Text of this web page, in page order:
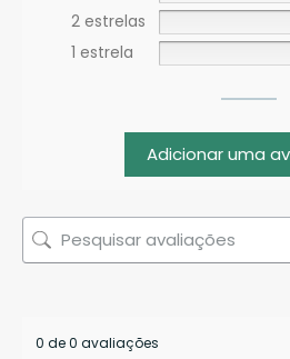
2 estrelas
1 estrela
Adicionar uma
0 de 0 avaliações